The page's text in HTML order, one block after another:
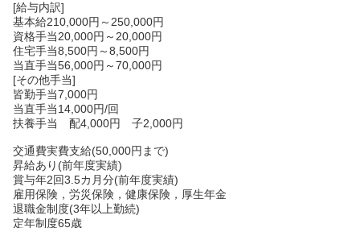
[給与内訳]
基本給210,000円～250,000円
資格手当20,000円～20,000円
住宅手当8,500円～8,500円
当直手当56,000円～70,000円
[その他手当]
皆勤手当7,000円
当直手当14,000円/回
扶養手当 配4,000円 子2,000円
交通費実費支給(50,000円まで)
昇給あり(前年度実績)
賞与年2回3.5カ月分(前年度実績)
雇用保険，労災保険，健康保険，厚生年金
退職金制度(3年以上勤続)
定年制度65歳